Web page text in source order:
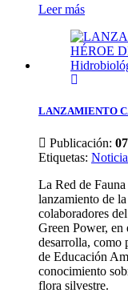
Leer más
LANZAMIENTO
Publicación:
Etiquetas:
La Red de
lanzamiento de
colaboradores
Green Power, en
desarrolla, como
de Educación
conocimiento
flora silvestre.